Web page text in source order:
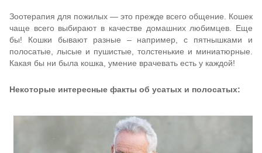
Зоотерапия для пожилых — это прежде всего общение. Кошек
чаще всего выбирают в качестве домашних любимцев. Еще
бы! Кошки бывают разные – например, с пятнышками и
полосатые, лысые и пушистые, толстенькие и миниатюрные.
Какая бы ни была кошка, умение врачевать есть у каждой!
Некоторые интересные факты об усатых и полосатых: